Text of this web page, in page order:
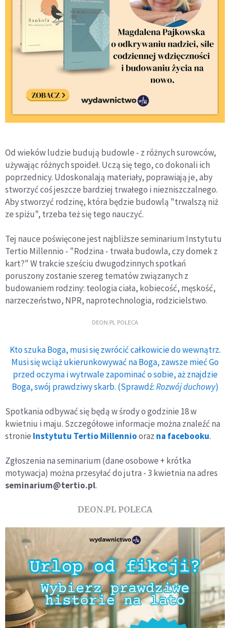
Od wieków ludzie budują budowle - z różnych surowców,
używając różnych spoideł. Uczą się tego, co dokonali ich
poprzednicy. Udoskonalają materiały, poprawiają je, aby
stworzyć coś jeszcze bardziej trwałego i niezniszczalnego.
Aby stworzyć rodzinę, która będzie budowlą "trwalszą niż
ze spiżu", trzeba też się tego nauczyć.
Tej nauce poświęcone jest najbliższe seminarium Instytutu
Tertio Millennio - "Rodzina - trwała budowla, czy domek z
kart?" W trakcie sześciu dwugodzinnych spotkań
poruszony zostanie szereg tematów związanych z
budowaniem rodziny: teologia ciała, kobiecość, męskość,
narzeczeństwo, NPR, naprotechnologia, rodzicielstwo.
DEON.PL POLECA
Kto szuka Boga, musi się zwrócić całkowicie do wewnątrz.
Musi się wciąż ukierunkowywać na Boga, zawsze mieć Go
przed oczyma i wytrwale zapominać o sobie, aż znajdzie
Boga, swój prawdziwy skarb. (Sprawdź:Rozwój duchowy)
Spotkania odbywać się będą w środy o godzinie 18 w
kwietniu i maju. Szczegółowe informacje można znaleźć na
stronie Instytutu Tertio Millenniooraz na facebooku.
Zgłoszenia na seminarium (dane osobowe + krótka
motywacja) można przesyłać do jutra - 3 kwietnia na adres
seminarium@tertio.pl.
DEON.PL POLECA